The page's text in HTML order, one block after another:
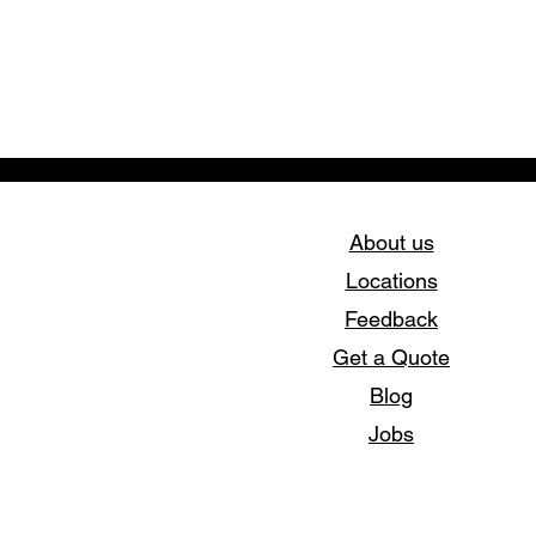
About us
Locations
Feedback
Get a Quote
Blog
Jobs